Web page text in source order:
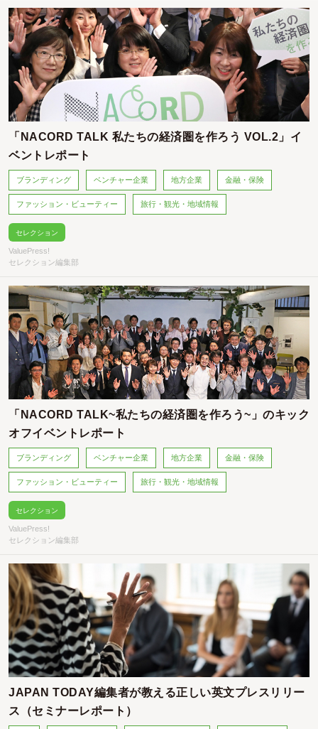
「NACORD TALK 私たちの経済圏を作ろう VOL.2」イ
ベントレポート
ブランディング ベンチャー企業 地方企業 金融・保険
ファッション・ビューティー 旅行・観光・地域情報
セレクション
ValuePress!
セレクション編集部
「NACORD TALK~私たちの経済圏を作ろう~」のキック
オフイベントレポート
ブランディング ベンチャー企業 地方企業 金融・保険
ファッション・ビューティー 旅行・観光・地域情報
セレクション
ValuePress!
セレクション編集部
JAPAN TODAY編集者が教える正しい英文プレスリリー
ス（セミナーレポート）